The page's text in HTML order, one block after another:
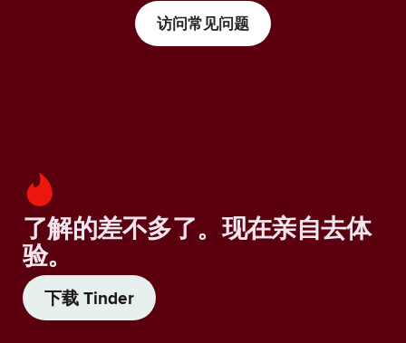
访问常见问题
了解的差不多了。现在亲自去体
验。
下载 Tinder